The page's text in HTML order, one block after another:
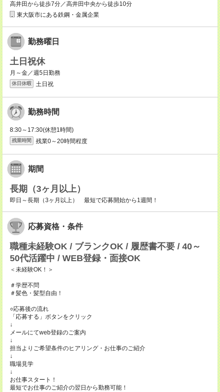
高井田から徒歩7分／高井田中央から徒歩10分
東大阪市にある鉄鋼・金属企業
勤務曜日
土日祝休
月～金／週5日勤務
休日休暇 土日祝
勤務時間
8:30～17:30(休憩1時間)
残業時間 残業0～20時間程度
期間
長期（3ヶ月以上）
即日～長期（3ヶ月以上） 最短で応募開始から1週間！
応募資格・条件
職種未経験OK / ブランクOK / 履歴書不要 / 40～
50代活躍中 / WEB登録・面接OK
＜未経験OK！＞
＃学歴不問
＃髪色・髪型自由！
○応募後の流れ
「応募する」ボタンをクリック
↓
メールにてweb登録のご案内
↓
担当よりご希望条件のヒアリング・お仕事のご紹介
↓
職場見学
↓
お仕事スタート！
最短でお仕事のご紹介の翌日から勤務可能！